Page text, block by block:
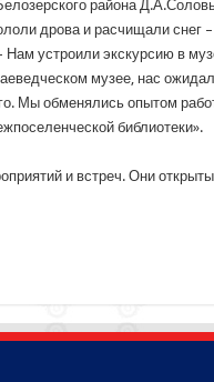
района
дрова и расчищали
устроили экскурсию в
музее, нас
Мы обменялись опытом
библиотеки».
и встреч. Они